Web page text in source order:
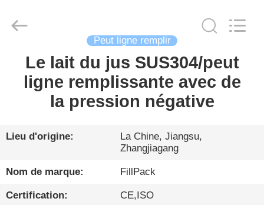
MAISON
PRODUITS
AU
DE
NOUS
PACK
Machinery
Reserved.
Peut ligne remplir
Le lait du jus SUS304/peut
ligne remplissante avec de
la pression négative
Lieu d'origine:
La Chine, Jiangsu,
Zhangjiagang
Nom de marque: FillPack
Certification: CE,ISO